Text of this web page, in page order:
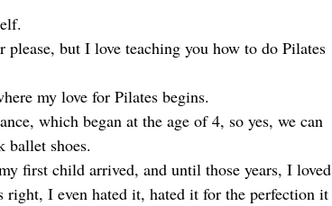
but I love teaching you how to do Pilates
my love for Pilates begins.
which began at the age of 4, so yes, we can
ballet shoes.
first child arrived, and until those years, I loved
I even hated it, hated it for the perfection it